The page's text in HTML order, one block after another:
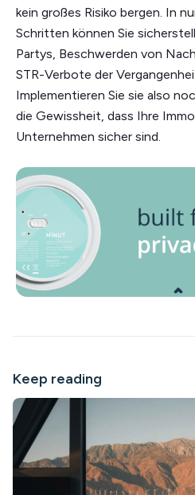
kein großes Risiko bergen. In
Schritten können Sie
Partys, Beschwerden von
STR-Verbote der
Implementieren Sie sie also
die Gewissheit, dass Ihre
Unternehmen sicher sind.
Keep reading